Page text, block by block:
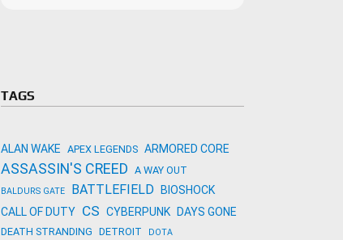
TAGS
ALAN WAKE APEX LEGENDS ARMORED CORE
ASSASSIN'S CREED A WAY OUT
BALDURS GATE BATTLEFIELD
BIOSHOCK
CALL OF DUTY CS CYBERPUNK DAYS GONE
DEATH STRANDING DETROIT DOTA